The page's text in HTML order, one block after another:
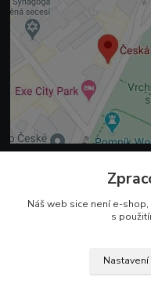
+420 225 375 800
Náš web sice není e-
s
Nastavení